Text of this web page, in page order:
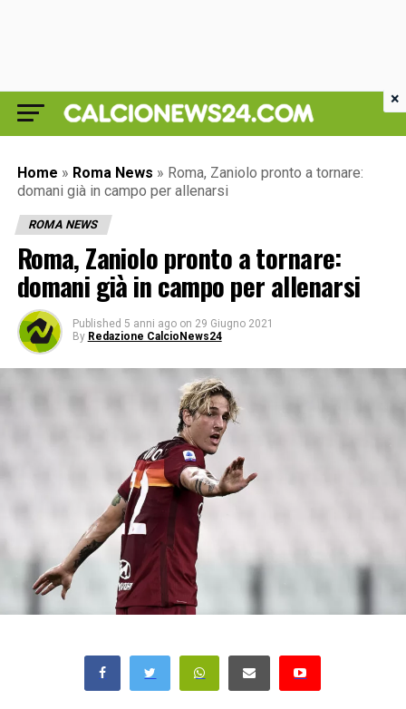
Home » Roma News » Roma, Zaniolo pronto a tornare:
domani già in campo per allenarsi
ROMA NEWS
Roma, Zaniolo pronto a tornare:
domani già in campo per allenarsi
Published 5 anni ago on 29 Giugno 2021
By Redazione CalcioNews24
×